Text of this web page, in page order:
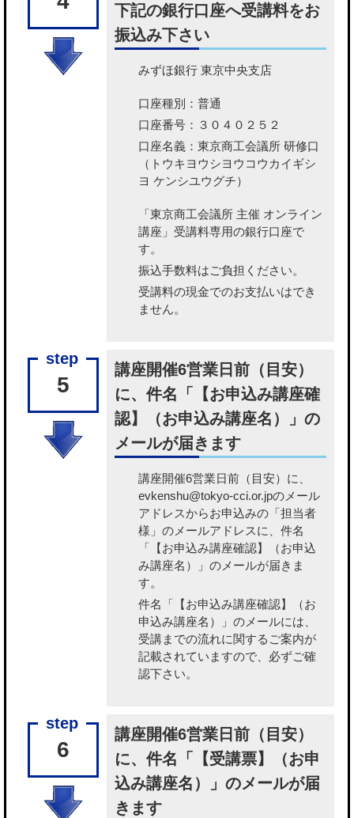
下記の銀行口座へ受講料をお
振込み下さい
みずほ銀行 東京中央支店
口座種別：普通
口座番号：３０４０２５２
口座名義：東京商工会議所 研修口
（トウキヨウシヨウコウカイギシ
ヨ ケンシユウグチ）
「東京商工会議所 主催 オンライン
講座」受講料専用の銀行口座で
す。
振込手数料はご負担ください。
受講料の現金でのお支払いはでき
ません。
5
講座開催6営業日前（目安）
に、件名「【お申込み講座確
認】（お申込み講座名）」の
メールが届きます
講座開催6営業日前（目安）に、
evkenshu@tokyo-cci.or.jpのメール
アドレスからお申込みの「担当者
様」のメールアドレスに、件名
「【お申込み講座確認】（お申込
み講座名）」のメールが届きま
す。
件名「【お申込み講座確認】（お
申込み講座名）」のメールには、
受講までの流れに関するご案内が
記載されていますので、必ずご確
認下さい。
6
講座開催6営業日前（目安）
に、件名「【受講票】（お申
込み講座名）」のメールが届
きます